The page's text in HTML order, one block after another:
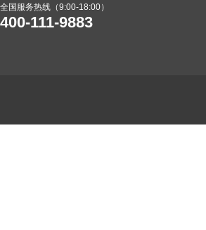
全国服务热线（9:00-18:00）
400-111-9883